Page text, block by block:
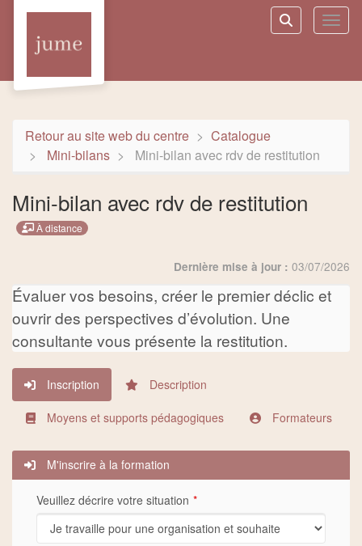
Aller au menu principal
Aller au contenu principal
Personnaliser l'interface
Rechercher
Retour au site web du centre
Catalogue
Mini-bilans
Mini-bilan avec rdv de restitution
Mini-bilan avec rdv de restitution
À distance
Dernière mise à jour : 03/07/2026
Évaluer vos besoins, créer le premier déclic et
ouvrir des perspectives d’évolution. Une
consultante vous présente la restitution.
Inscription Description
Moyens et supports pédagogiques Formateurs
M'inscrire à la formation
Veuillez décrire votre situation